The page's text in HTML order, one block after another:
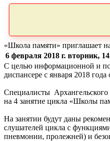
«Школа памяти» приглашает
6 февраля 2018 г. вторник,
С целью информационной и
диспансере с января 2018
Специалисты
на 4 занятие цикла «Школы
На занятии будут даны
слушателей цикла с
пневмонии, пролежней) и